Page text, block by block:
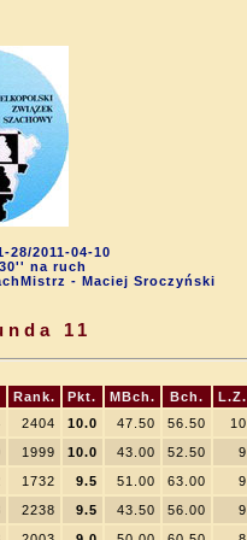
28/2011-04-10
na ruch
- Maciej Sroczyński
11
Rank. Pkt. MBch. Bch. L.Z.
2404 10.0 47.50 56.50 10
1999 10.0 43.00 52.50 9
1732 9.5 51.00 63.00 9
2238 9.5 43.50 56.00 9